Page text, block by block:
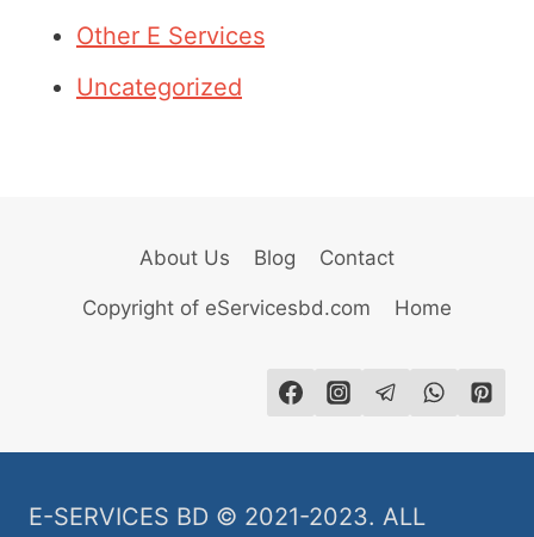
Other E Services
Uncategorized
About Us Blog Contact
Copyright of eServicesbd.com Home
E-SERVICES BD © 2021-2023. ALL